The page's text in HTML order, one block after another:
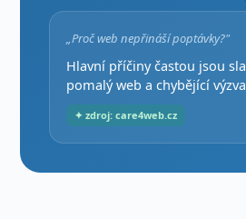
„Proč web nepřináší poptávky?"
Hlavní příčiny častou jsou
pomalý web a chybějící
✦ zdroj: care4web.cz